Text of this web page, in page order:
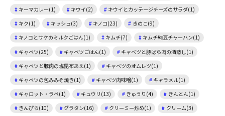
キーマカレー(1)
キウイ(2)
キウイとカッテージチーズのサラダ(1)
キク(1)
キッシュ(3) キノコ(23)
きのこ(9)
キノコとサケのミルクごはん(1)
キムチ(7)
キムチ納豆チャーハン(1)
キャベツ(25)
キャベツごはん(1)
キャベツと豚ばら肉の酒蒸し(1)
キャベツと豚肉の塩昆布あえ(1)
キャベツのオムレツ(1)
キャベツの包みみそ焼き(1)
キャベツ肉味噌(1)
キャラメル(1)
キャロット・ラペ(1)
キュウリ(13) きゅうり(4)
きんとん(1)
きんぴら(10)
グラタン(16) クリーミー炒め(1)
クリーム(3)